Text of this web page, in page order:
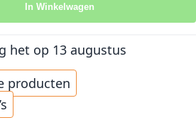
In Winkelwagen
het op 13 augustus
producten